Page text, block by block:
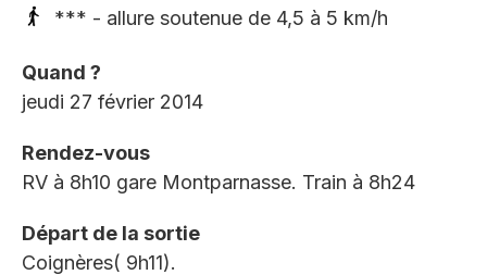
*** - allure soutenue de 4,5 à 5 km/h
Quand ?
jeudi 27 février 2014
Rendez-vous
RV à 8h10 gare Montparnasse. Train à 8h24
Départ de la sortie
Coignères( 9h11).